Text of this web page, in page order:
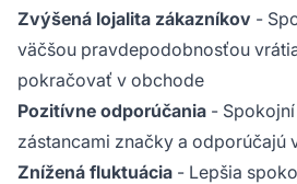
Zvýšená lojalita zákazníkov -
väčšou pravdepodobnosťou
pokračovať v obchode
Pozitívne odporúčania -
zástancami značky a odporúčajú
Znížená fluktuácia - Lepšia